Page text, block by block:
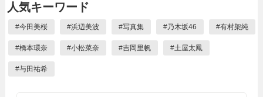
人気キーワード
#今田美桜 #浜辺美波 #写真集 #乃木坂46 #有村架純
#橋本環奈 #小松菜奈 #吉岡里帆 #土屋太鳳
#与田祐希